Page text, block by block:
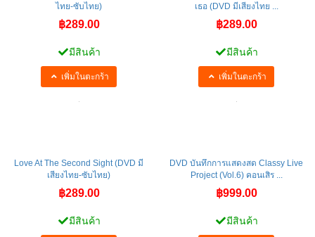
ไทย-ซับไทย)
฿289.00
มีสินค้า
เพิ่มในตะกร้า
เธอ (DVD มีเสียงไทย ...
฿289.00
มีสินค้า
เพิ่มในตะกร้า
Love At The Second Sight (DVD มี
เสียงไทย-ซับไทย)
฿289.00
มีสินค้า
DVD บันทึกการแสดงสด Classy Live
Project (Vol.6) คอนเสิร ...
฿999.00
มีสินค้า